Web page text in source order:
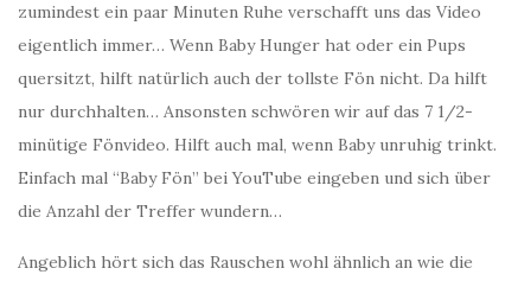
zumindest ein paar Minuten Ruhe verschafft uns das Video
eigentlich immer… Wenn Baby Hunger hat oder ein Pups
quersitzt, hilft natürlich auch der tollste Fön nicht. Da hilft
nur durchhalten… Ansonsten schwören wir auf das 7 1/2-
minütige Fönvideo. Hilft auch mal, wenn Baby unruhig trinkt.
Einfach mal “Baby Fön” bei YouTube eingeben und sich über
die Anzahl der Treffer wundern…
Angeblich hört sich das Rauschen wohl ähnlich an wie die